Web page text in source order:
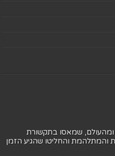
ומהעולם, שמאסו בתקשורת
והמתלהמת והחליטו שהגיע הזמן